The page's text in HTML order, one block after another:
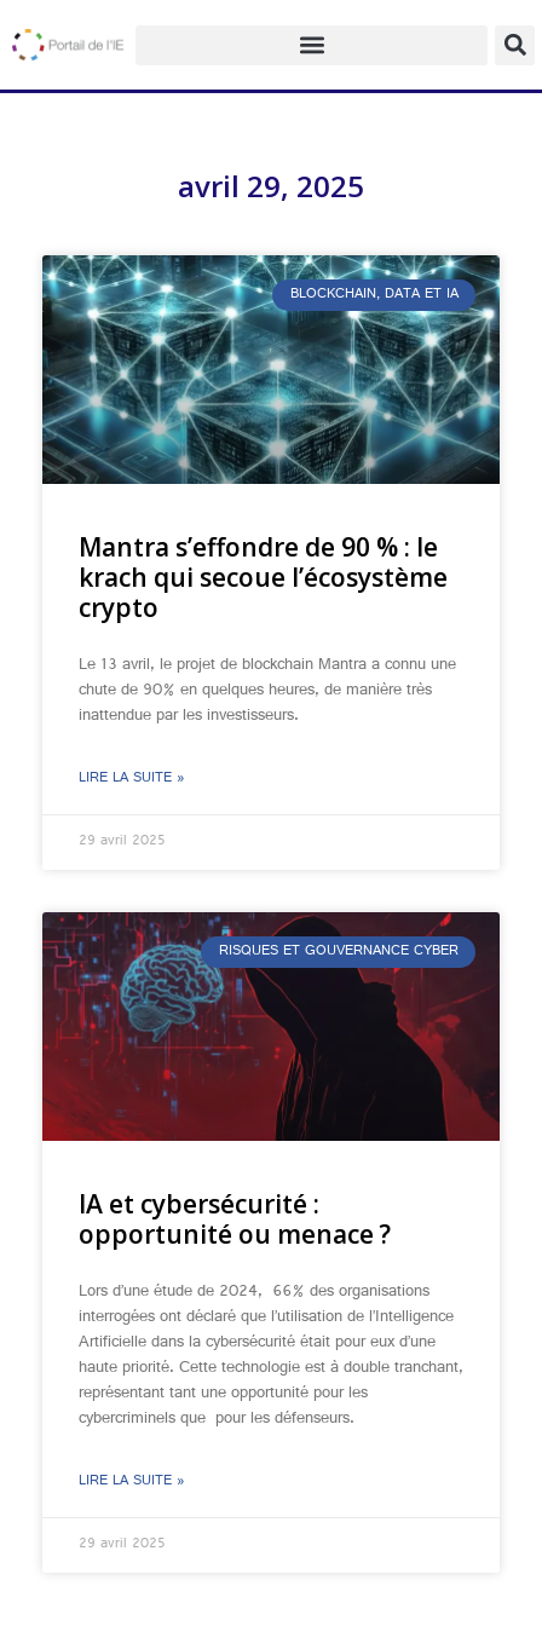
avril 29, 2025
BLOCKCHAIN, DATA ET IA
Mantra s’effondre de 90 % : le
krach qui secoue l’écosystème
crypto
Le 13 avril, le projet de blockchain Mantra a connu une
chute de 90% en quelques heures, de manière très
inattendue par les investisseurs.
LIRE LA SUITE »
29 avril 2025
RISQUES ET GOUVERNANCE CYBER
IA et cybersécurité :
opportunité ou menace ?
Lors d’une étude de 2024, 66% des organisations
interrogées ont déclaré que l’utilisation de l’Intelligence
Artificielle dans la cybersécurité était pour eux d’une
haute priorité. Cette technologie est à double tranchant,
représentant tant une opportunité pour les
cybercriminels que pour les défenseurs.
LIRE LA SUITE »
29 avril 2025